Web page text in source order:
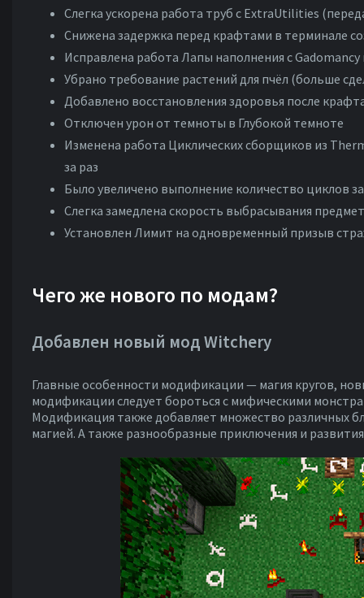
Слегка ускорена работа труб с ExtraUtilities
Снижена задержка перед крафтами в терминале
Исправлена работа Лапы наполнения с
Убрано требование растений для пчёл (больше
Добавлено восстановления здоровья после
Отключен урон от темноты в Глубокой темноте
Изменена работа Циклических сборщиков из
за раз
Было увеличено выполнение количество циклов
Слегка замедлена скорость выбрасывания
Установлен Лимит на одновременный призыв
Чего же нового по модам?
Добавлен новый мод Witchery
Главные особенности модификации — магия кругов,
модификации следует бороться с мифическими
Модификация также добавляет множество различных
магией. А также разнообразные приключения и